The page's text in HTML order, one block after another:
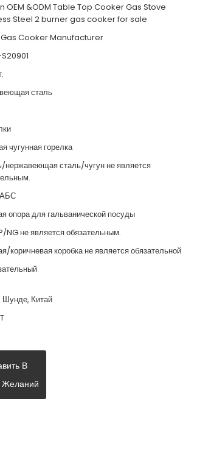
OEM &ODM Table Top Cooker Gas Stove
Steel 2 burner gas cooker for sale
Gas Cooker Manufacturer
сталь
чугунная горелка
нержавеющая сталь/чугун не является
опора для гальванической посуды
NG не является обязательным.
коричневая коробка не является обязательной
Шунде, Китай
В
Желаний